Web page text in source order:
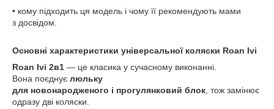
• кому підходить ця модель і чому її рекомендують мами
з досвідом.
Основні характеристики універсальної коляски Roan Ivi
Roan Ivi 2в1 — це класика у сучасному виконанні.
Вона поєднує люльку
для новонародженого і прогулянковий блок , тож замінює
одразу дві коляски.